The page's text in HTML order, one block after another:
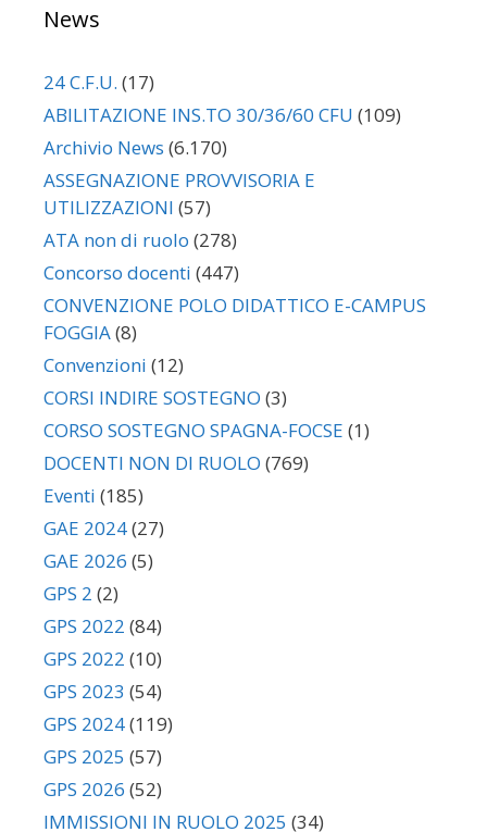
News
24 C.F.U. (17)
ABILITAZIONE INS.TO 30/36/60 CFU (109)
Archivio News (6.170)
ASSEGNAZIONE PROVVISORIA E
UTILIZZAZIONI (57)
ATA non di ruolo (278)
Concorso docenti (447)
CONVENZIONE POLO DIDATTICO E-CAMPUS
FOGGIA(8)
Convenzioni (12)
CORSI INDIRE SOSTEGNO (3)
CORSO SOSTEGNO SPAGNA-FOCSE (1)
DOCENTI NON DI RUOLO (769)
Eventi (185)
GAE 2024(27)
GAE 2026 (5)
GPS 2 (2)
GPS 2022 (84)
GPS 2022 (10)
GPS 2023 (54)
GPS 2024(119)
GPS 2025 (57)
GPS 2026 (52)
IMMISSIONI IN RUOLO 2025 (34)